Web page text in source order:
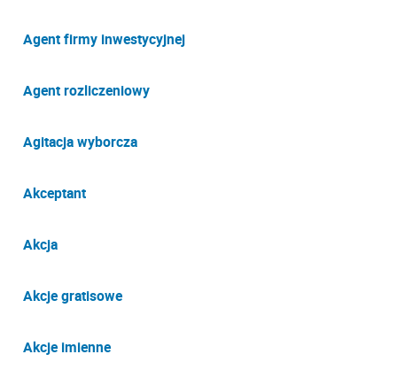
Agent firmy inwestycyjnej
Agent rozliczeniowy
Agitacja wyborcza
Akceptant
Akcja
Akcje gratisowe
Akcje imienne